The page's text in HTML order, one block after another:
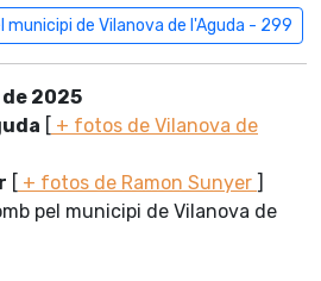
municipi de Vilanova de l'Aguda - 299
de 2025
[ + fotos de Vilanova de
[ + fotos de Ramon Sunyer ]
pel municipi de Vilanova de